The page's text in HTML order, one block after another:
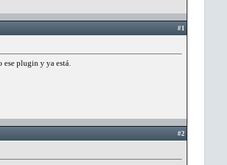
#1
plugin y ya está.
#2